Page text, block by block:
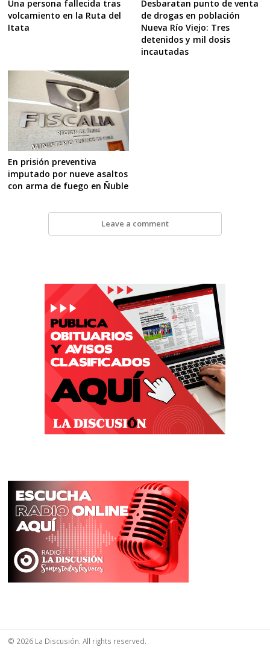
Una persona fallecida tras
volcamiento en la Ruta del
Itata
Desbaratan punto de venta
de drogas en población
Nueva Río Viejo: Tres
detenidos y mil dosis
incautadas
En prisión preventiva
imputado por nueve asaltos
con arma de fuego en Ñuble
Leave a comment
© 2026 La Discusión. All rights reserved.